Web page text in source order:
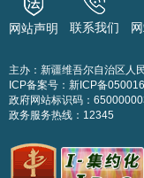
网站声明 联系我们
主办：新疆维吾尔自治区人
ICP备案号： 新ICP备
政府网站标识码：
政务服务热线：12345